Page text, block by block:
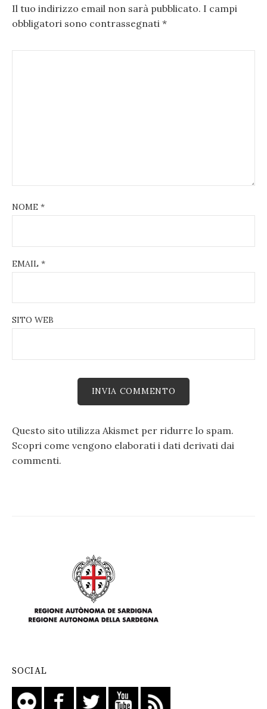
Il tuo indirizzo email non sarà pubblicato. I campi
obbligatori sono contrassegnati *
NOME *
EMAIL *
SITO WEB
Questo sito utilizza Akismet per ridurre lo spam.
Scopri come vengono elaborati i dati derivati dai
commenti.
SOCIAL